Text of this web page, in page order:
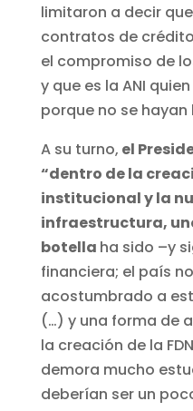
limitaron a decir que
contratos de
el compromiso de
y que es la ANI
porque no se
A su turno, el
“dentro de la
institucional y la
infraestructura,
botella ha sido –y
financiera; el país
acostumbrado a
(…) y una forma de
la creación de la
demora mucho
deberían ser un